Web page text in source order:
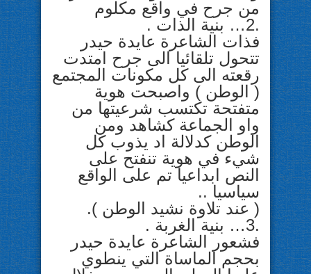
من جرح في واقع مكلوم
.2… بنية الذات .
فذات الشاعرة عايدة حيدر
تتحول تلقائيا الى جرح امتدت
رقعته الى كل مكونات المجتمع
( الوطن ) واصبحت هوية
متفتحة تكتسب شرعيتها من
واو الجماعة كشاهد ومن
الوطن كدلالة اد يذوب كل
شيء في هوية تنفتح على
النص ابداعيا تم على الواقع
سياسيا ..
( عند تلاوة نشيد الوطن ).
.3… بنية الغربة .
فشعور الشاعرة عايدة حيدر
بحجم الماساة التي ينطوي